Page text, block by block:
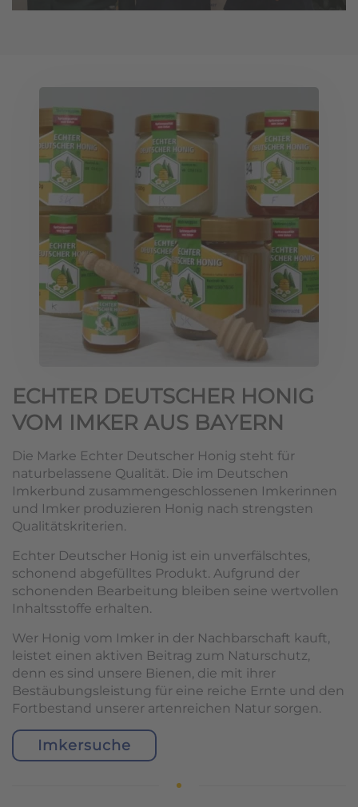
ECHTER DEUTSCHER HONIG
VOM IMKER AUS BAYERN
Die Marke Echter Deutscher Honig steht für
naturbelassene Qualität. Die im Deutschen
Imkerbund zusammengeschlossenen Imkerinnen
und Imker produzieren Honig nach strengsten
Qualitätskriterien.
Echter Deutscher Honig ist ein unverfälschtes,
schonend abgefülltes Produkt. Aufgrund der
schonenden Bearbeitung bleiben seine wertvollen
Inhaltsstoffe erhalten.
Wer Honig vom Imker in der Nachbarschaft kauft,
leistet einen aktiven Beitrag zum Naturschutz,
denn es sind unsere Bienen, die mit ihrer
Bestäubungsleistung für eine reiche Ernte und den
Fortbestand unserer artenreichen Natur sorgen.
Imkersuche